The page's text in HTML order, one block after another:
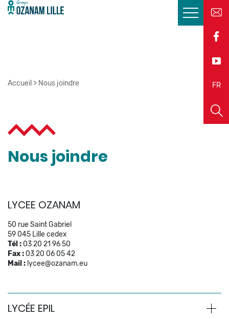
FR
EN
Accueil > Nous joindre
Nous joindre
LYCEE OZANAM
50 rue Saint Gabriel
59 045 Lille cedex
Tél :03 20 21 96 50
Fax :03 20 06 05 42
Mail : lycee@ozanam.eu
LYCÉE EPIL